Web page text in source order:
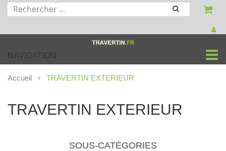
NAVIGATION
Accueil TRAVERTIN EXTERIEUR
TRAVERTIN EXTERIEUR
SOUS-CATÉGORIES